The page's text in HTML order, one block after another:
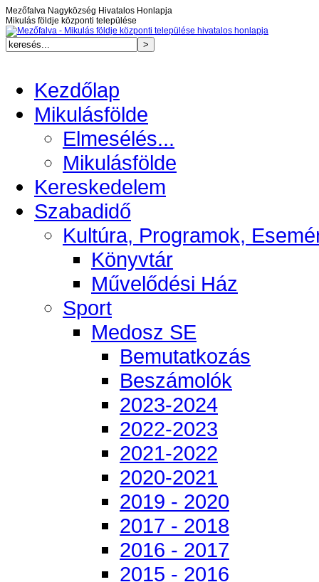
Mezőfalva Nagyközség Hivatalos Honlapja
Mikulás földje központi települése
Kezdőlap
Mikulásfölde
Elmesélés...
Mikulásfölde
Kereskedelem
Szabadidő
Kultúra, Programok,
Könyvtár
Művelődési Ház
Sport
Medosz SE
Bemutatkozás
Beszámolók
2023-2024
2022-2023
2021-2022
2020-2021
2019 - 2020
2017 - 2018
2016 - 2017
2015 - 2016